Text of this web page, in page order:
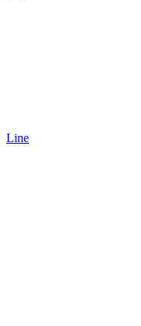
Line